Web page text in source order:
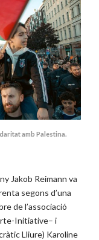
amb Palestina.
Jakob Reimann va
segons d’una
de l’associació
Initiative– i
Lliure) Karoline